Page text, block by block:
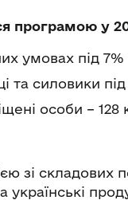
програмою у
умовах під 7%
та силовики
особи – 128
зі складових